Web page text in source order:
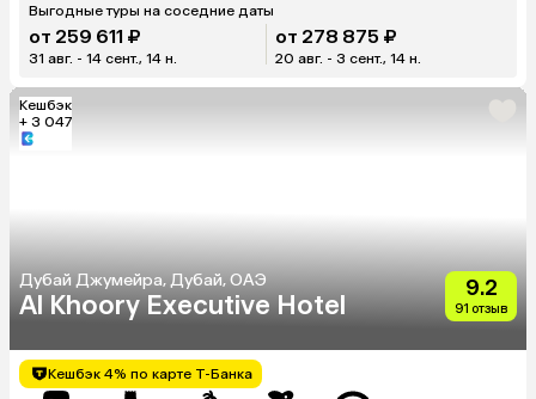
Выгодные туры на соседние даты
от 259 611 ₽
31 авг. - 14 сент., 14 н.
от 278 875 ₽
20 авг. - 3 сент., 14 н.
Кешбэк
+ 3 047
Дубай Джумейра, Дубай, ОАЭ
Al Khoory Executive Hotel
9.2
91 отзыв
Кешбэк 4% по карте Т-Банка